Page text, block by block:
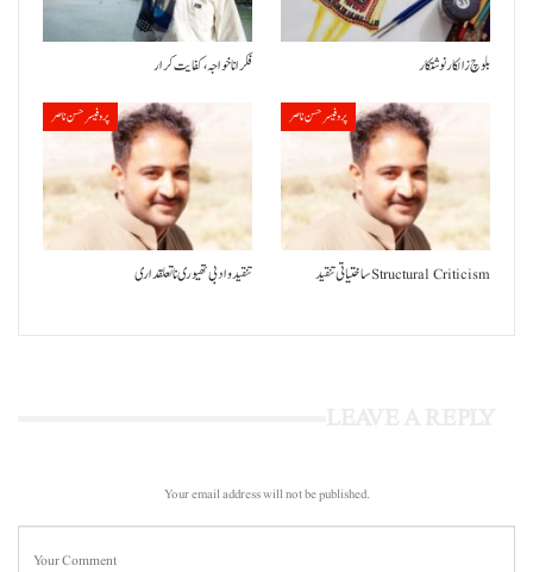
فکر انا خواجہ، کفایت کرار بلوچ زالکار نوشتکار
پروفیسر حسن ناصر
تنقید و ادبی تھیوری نا تعلقداری
پروفیسر حسن ناصر
ساختیاتی تنقید Structural Criticism
Your email address will not be published.